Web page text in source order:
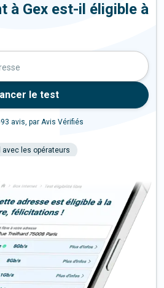
à Gex est-il éligible à
le test
avis, par Avis Vérifiés
les opérateurs